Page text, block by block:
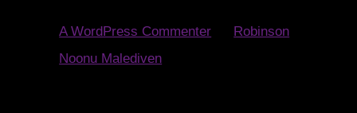
A WordPress Commenter
Robinson
Noonu Malediven